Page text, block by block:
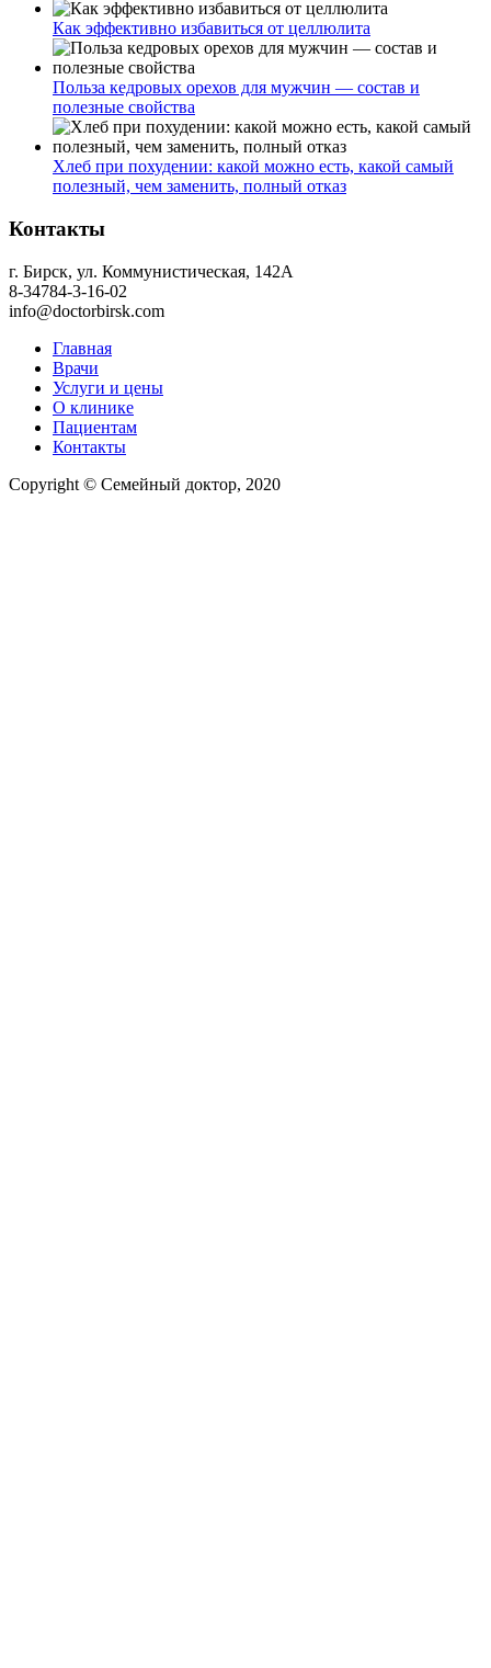
Как эффективно избавиться от целлюлита
Польза кедровых орехов для мужчин — состав и
полезные свойства
Хлеб при похудении: какой можно есть, какой самый
полезный, чем заменить, полный отказ
Контакты
г. Бирск, ул. Коммунистическая, 142А
8-34784-3-16-02
info@doctorbirsk.com
Главная
Врачи
Услуги и цены
О клинике
Пациентам
Контакты
Copyright © Семейный доктор, 2020